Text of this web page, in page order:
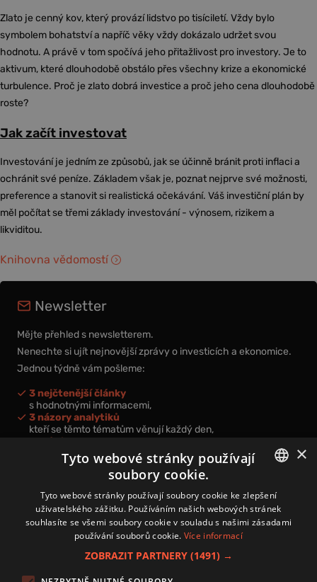
Zlato je cenný kov, který provází lidstvo po tisíciletí. Vždy bylo
symbolem bohatství a napříč věky vždy dokázalo udržet svou
hodnotu. A právě v tom spočívá jeho přitažlivost pro investory. Je to
aktivum, které dlouhodobě obstálo přes všechny krize a ekonomické
turbulence. Proč je zlato dobrá investice a proč jeho cena dlouhodobě
roste?
Jak začít investovat
Investování je jedním ze způsobů, jak se účinně bránit proti inflaci a
ochránit své peníze. Základem však je, poznat nejprve své možnosti,
preference a stanovit si realistická očekávání. Váš investiční plán by
měl počítat se třemi základy investování - výnosem, rizikem a
likviditou.
Knihovna vědomostí
Newsletter
Mějte přehled s newsletterem.
Nenechte si ujít nejnovější zprávy o investicích a ekonomice.
Jednou týdně vám pošleme:
3 nejčtenější články
s hodnotnými informacemi,
3 názory analytiků
kteří se těmto tématům věnují každý den,
nová videa a podcasty
k prohloubení vašich znalostí.
Přihlášením k newsletteru vyjadřujete svůj souhlas spodmínkami
zpracování osobních údajů.
CZECH
×
Tyto webové stránky používají
soubory cookie.
Tyto webové stránky používají soubory cookie ke zlepšení
uživatelského zážitku. Používáním našich webových stránek
souhlasíte se všemi soubory cookie v souladu s našimi zásadami
používání souborů cookie. Více informací
ZOBRAZIT PARTNERY (1491) →